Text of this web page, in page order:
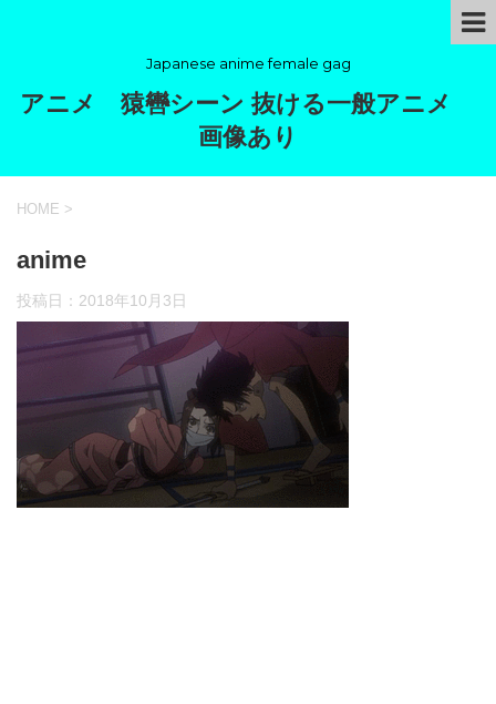
Japanese anime female gag
アニメ 猿轡シーン 抜ける一般アニメ
画像あり
HOME >
anime
投稿日： 2018年10月3日